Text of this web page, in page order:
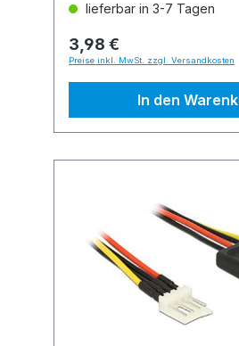
lieferbar in 3-7 Tagen
3,98 €
Preise inkl. MwSt. zzgl. Versandkosten
In den